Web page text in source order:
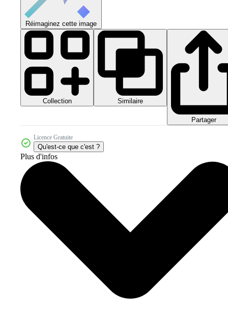
Réimaginez cette image
Collection Similaire
Partager
Licence Gratuite
Qu'est-ce que c'est ?
Plus d'infos